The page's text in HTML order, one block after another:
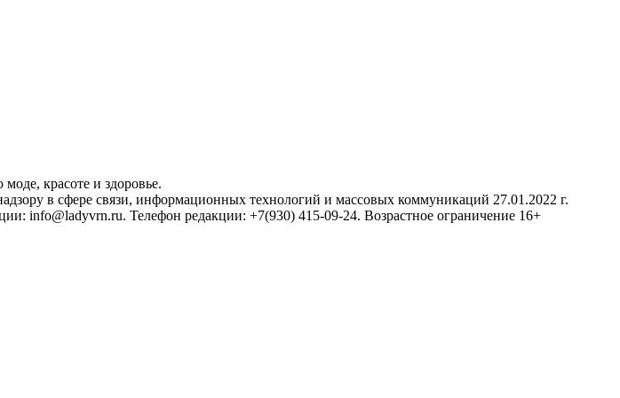
красоте и здоровье.
в сфере связи, информационных технологий и массовых коммуникаций 27.01.2022 г.
info@ladyvrn.ru. Телефон редакции: +7(930) 415-09-24. Возрастное ограничение 16+